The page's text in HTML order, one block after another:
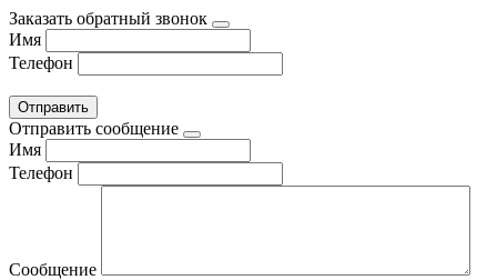
Заказать обратный звонок
Имя
Телефон
Отправить сообщение
Имя
Телефон
Сообщение